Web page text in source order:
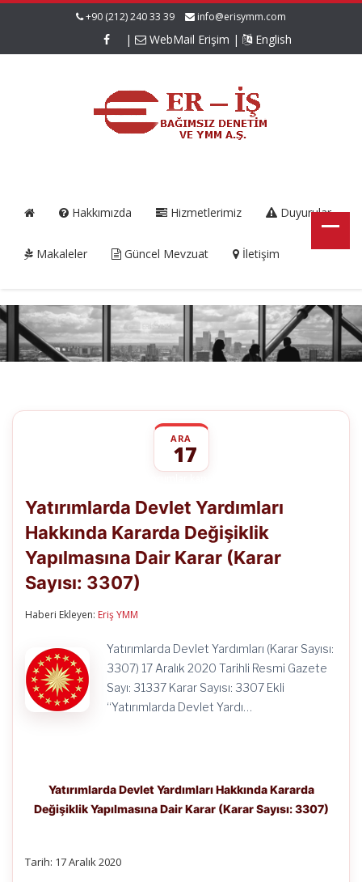
+90 (212) 240 33 39 info@erisymm.com
| WebMail Erişim | English
Hakkımızda Hizmetlerimiz Duyurular
Makaleler Güncel Mevzuat İletişim
ARA
17
Yardımları
Hakkında
Kararda
Yapılmasına
için
Yatırımlarda Devlet Yardımları
Hakkında Kararda Değişiklik
Yapılmasına Dair Karar (Karar
Sayısı: 3307)
Haberi Ekleyen: Eriş YMM
Yatırımlarda Devlet Yardımları (Karar Sayısı:
3307) 17 Aralık 2020 Tarihli Resmi Gazete
Sayı: 31337 Karar Sayısı: 3307 Ekli
“Yatırımlarda Devlet Yardı…
Yatırımlarda Devlet Yardımları Hakkında Kararda
Değişiklik Yapılmasına Dair Karar (Karar Sayısı: 3307)
Tarih: 17 Aralık 2020